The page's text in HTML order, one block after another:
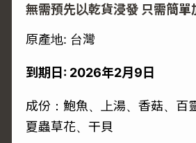
無需預先以乾貨浸發 只需簡單
原產地: 台灣
到期日: 2026年2月9日
成份：鮑魚、上湯、香菇、百
夏蟲草花、干貝